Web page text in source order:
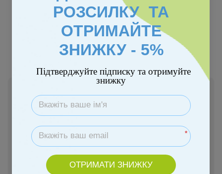
2 950 грн
Купити
Замовити швидко
РОЗСИЛКУ ТА
ОТРИМАЙТЕ
ЗНИЖКУ - 5%
Підтверджуйте підписку та отримуйте
знижку
*
ОТРИМАТИ ЗНИЖКУ